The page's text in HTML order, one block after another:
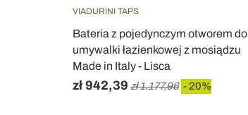
VIADURINI TAPS
Bateria z pojedynczym otworem do
umywalki łazienkowej z mosiądzu
Made in Italy - Lisca
zł 942,39 zł 1.177,96 - 20%